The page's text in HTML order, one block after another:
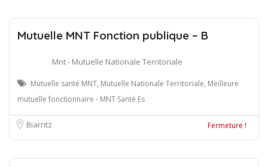
Mutuelle MNT Fonction publique – B
Mnt - Mutuelle Nationale Territoriale
Mutuelle santé MNT, Mutuelle Nationale Territoriale, Meilleure
mutuelle fonctionnaire - MNT Santé Es
Biarritz Fermeture !